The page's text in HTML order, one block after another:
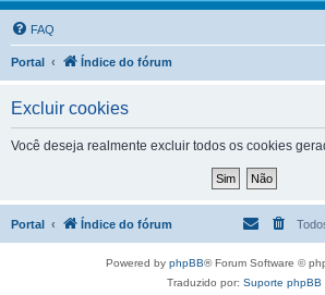
FAQ
Portal Índice do fórum
Excluir cookies
Você deseja realmente excluir todos os cookies
Portal Índice do fórum
Powered by phpBB® Forum Software ©
Traduzido por: Suporte phpBB